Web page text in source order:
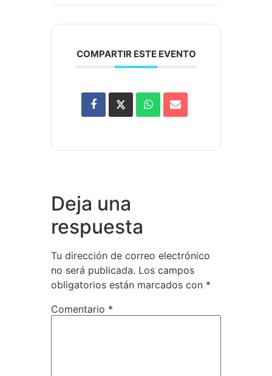
COMPARTIR ESTE EVENTO
Deja una
respuesta
Tu dirección de correo electrónico
no será publicada. Los campos
obligatorios están marcados con *
Comentario *